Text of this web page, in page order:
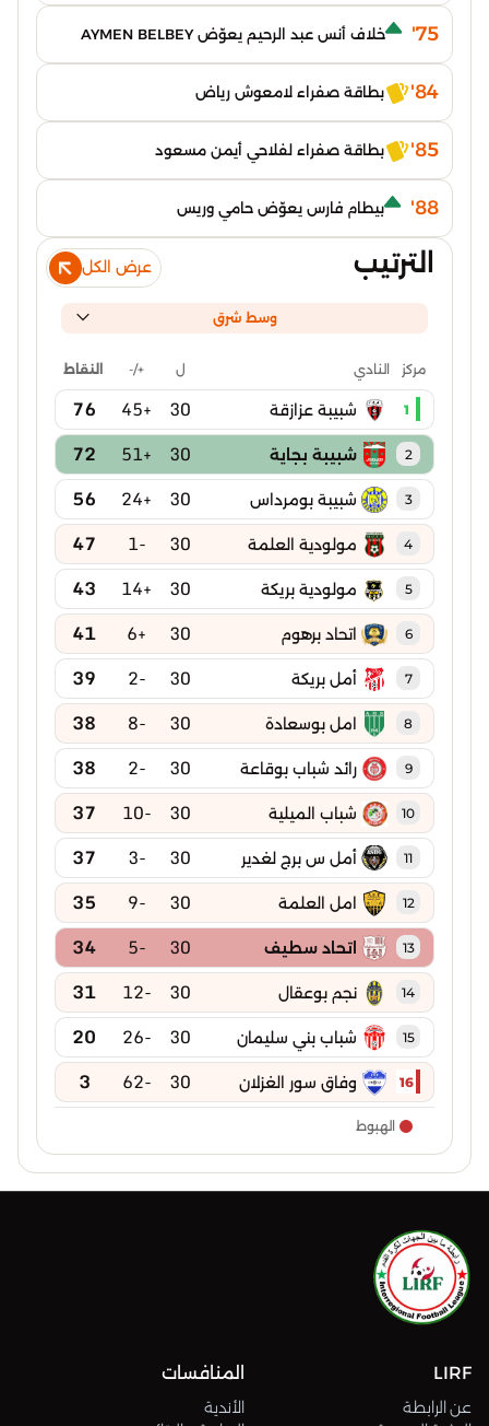
75' خلاف أنس عبد الرحيم يعوّض AYMEN BELBEY
84' بطاقة صفراء لامعوش رياض
85' بطاقة صفراء لفلاحي أيمن مسعود
88' بيطام فارس يعوّض حامي وريس
الترتيب عرض الكل
وسط شرق
مركز النادي ل +/- النقاط
1 شبيبة عزازقة 30
+45
76
2 شبيبة بجاية 30
+51
72
3 شبيبة بومرداس 30
+24
56
4 مولودية العلمة 30
-1
47
5 مولودية بريكة 30
+14
43
6 اتحاد برهوم 30
+6
41
7 أمل بريكة 30
-2
39
8 امل بوسعادة 30
-8
38
9 رائد شباب بوقاعة 30
-2
38
10 شباب الميلية 30
-10
37
11 أمل س برج لغدير 30
-3
37
12 امل العلمة 30
-9
35
13 اتحاد سطيف 30
-5
34
14 نجم بوعقال 30
-12
31
15 شباب بني سليمان 30
-26
20
16 وفاق سور الغزلان 30
-62
3
الهبوط
LIRF
عن الرابطة
المنافسات
الأندية